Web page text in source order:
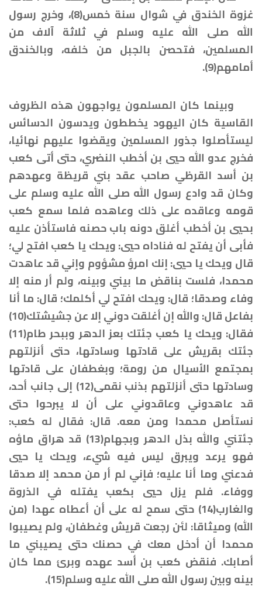
غزوة الخندق في شوال سنة خمس(8)، وخرج رسول
الله صلى الله عليه وسلم في ثلاثة آلاف من
المسلمين، فتحصن بالجبل من خلفه، وبالخندق
أمامهم(9).
وبينما كان المسلمون يواجهون هذه الظروف
القاسية كان اليهود يخططون ويدسون الدسائس
ليستأصلوا جذور المسلمين ويقضوا عليهم نهائيا،
فخرج عدو الله حيي بن أخطب النضري، حتى أتى كعب
بن أسد القرظي صاحب عقد بني قريظة وعهدهم
وكان قد وادع رسول الله صلى الله عليه وسلم على
قومه وعاقده على ذلك وعاهده فلما سمع كعب
بحيي بن أخطب أغلق دونه باب حصنه فاستأذن عليه
فأبى أن يفتح له فناداه حيي: ويحك يا كعب افتح لي؛
قال ويحك يا حيي: إنك امرؤ مشؤوم وإني قد عاهدت
محمدا، فلست بناقض ما بيني وبينه، ولم أر منه إلا
وفاء وصدقا؛ قال: ويحك افتح لي أكلمك؛ قال: ما أنا
بفاعل قال: والله إن أغلقت دوني إلا عن جشيشتك(10)
فقال: ويحك يا كعب جئتك بعز الدهر وببحر طام(11)
جئتك بقريش على قادتها وسادتها، حتى أنزلتهم
بمجتمع الأسيال من رومة؛ وبغطفان على قادتها
وسادتها حتى أنزلتهم بذنب نقمى(12) إلى جانب أحد،
قد عاهدوني وعاقدوني على أن لا يبرحوا حتى
نستأصل محمدا ومن معه. قال: فقال له كعب:
جئتني والله بذل الدهر وبجهام(13) قد هراق ماؤه
فهو يرعد ويبرق ليس فيه شيء، ويحك يا حيي
فدعني وما أنا عليه؛ فإني لم أر من محمد إلا صدقا
ووفاء. فلم يزل حيي بكعب يفتله في الذروة
والغارب(14) حتى سمح له على أن أعطاه عهدا (من
الله) وميثاقا: لئن رجعت قريش وغطفان، ولم يصيبوا
محمدا أن أدخل معك في حصنك حتى يصيبني ما
أصابك. فنقض كعب بن أسد عهده وبرئ مما كان
بينه وبين رسول الله صلى الله عليه وسلم(15).